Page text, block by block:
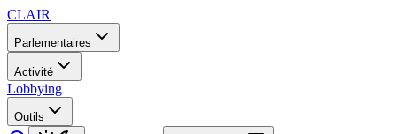
CLAIR
Parlementaires
Activité
Lobbying
Outils